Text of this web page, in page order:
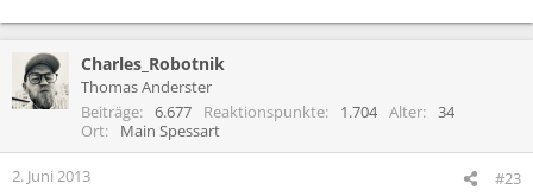
Charles_Robotnik
Thomas Anderster
Beiträge
6.677 Reaktionspunkte 1.704 Alter
34
Ort
Main Spessart
2. Juni 2013 #23